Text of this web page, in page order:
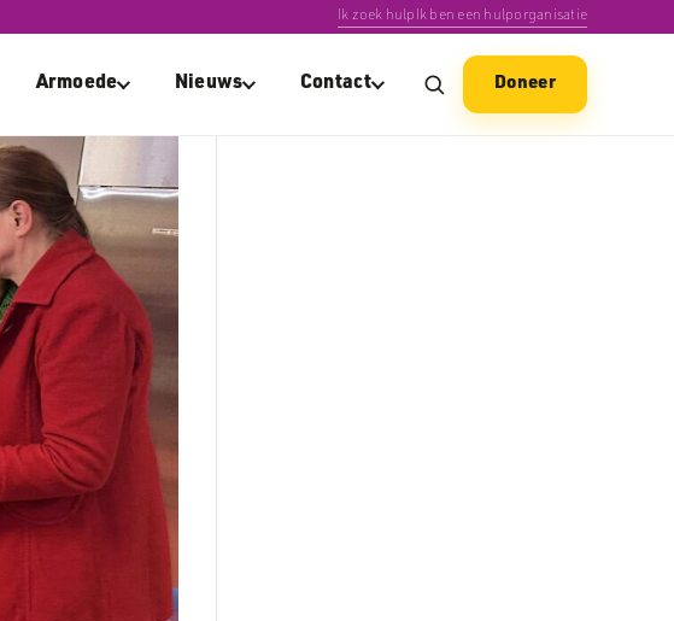
Ik zoek hulp Ik ben een hulporganisatie
Armoede Nieuws Contact Doneer